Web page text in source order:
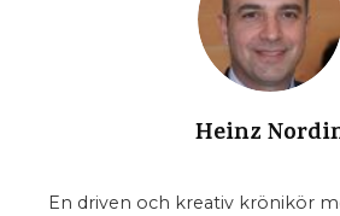
Heinz
En driven och kreativ krönikör